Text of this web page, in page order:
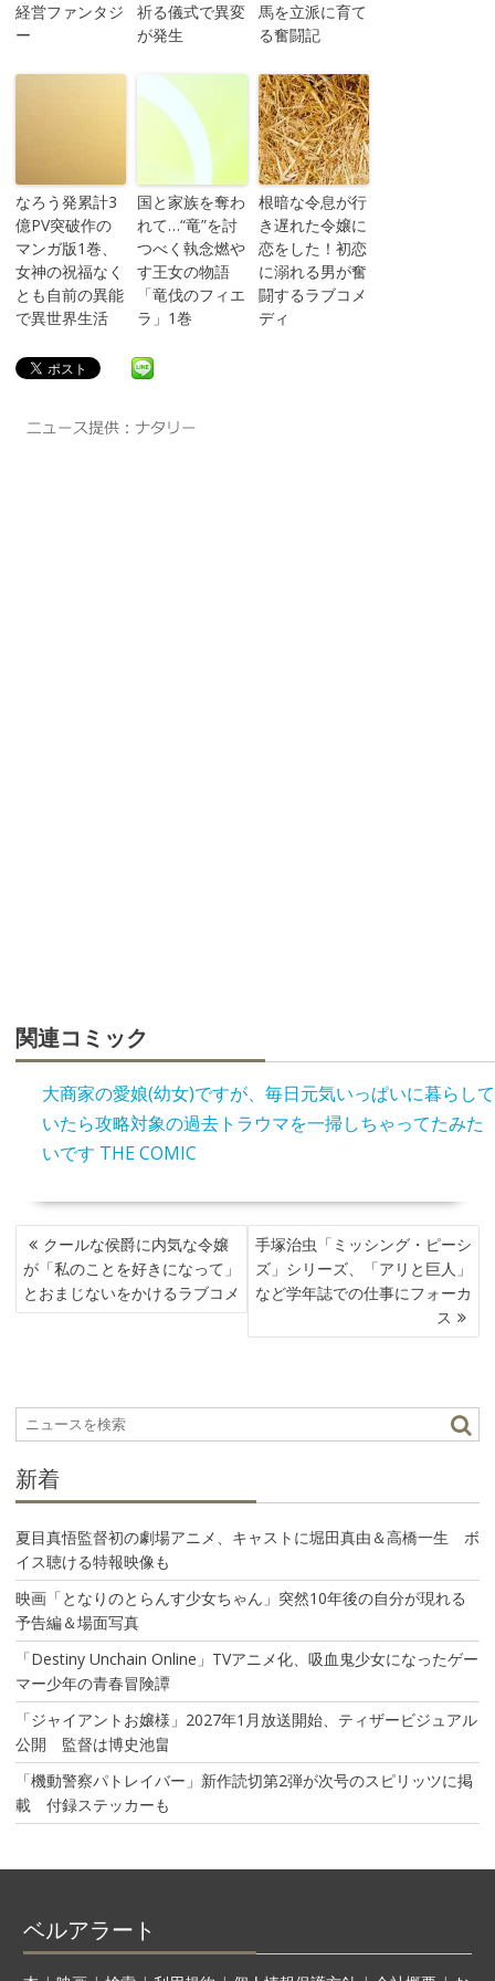
経営ファンタジ
ー
祈る儀式で異変
が発生
馬を立派に育て
る奮闘記
なろう発累計3
億PV突破作の
マンガ版1巻、
女神の祝福なく
とも自前の異能
で異世界生活
国と家族を奪わ
れて…“竜”を討
つべく執念燃や
す王女の物語
「竜伐のフィエ
ラ」1巻
根暗な令息が行
き遅れた令嬢に
恋をした！初恋
に溺れる男が奮
闘するラブコメ
ディ
関連コミック
大商家の愛娘(幼女)ですが、毎日元気いっぱいに暮らして
いたら攻略対象の過去トラウマを一掃しちゃってたみた
いです THE COMIC
投
稿
ナ
ビ
ョ
ン
クールな侯爵に内気な令嬢
が「私のことを好きになって」
とおまじないをかけるラブコメ
手塚治虫「ミッシング・ピーシ
ズ」シリーズ、「アリと巨人」
など学年誌での仕事にフォーカ
ス
新着
夏目真悟監督初の劇場アニメ、キャストに堀田真由＆高橋一生 ボ
イス聴ける特報映像も
映画「となりのとらんす少女ちゃん」突然10年後の自分が現れる
予告編＆場面写真
「Destiny Unchain Online」TVアニメ化、吸血鬼少女になったゲー
マー少年の青春冒険譚
「ジャイアントお嬢様」2027年1月放送開始、ティザービジュアル
公開 監督は博史池畠
「機動警察パトレイバー」新作読切第2弾が次号のスピリッツに掲
載 付録ステッカーも
ベルアラート